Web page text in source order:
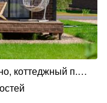
коттеджный п.